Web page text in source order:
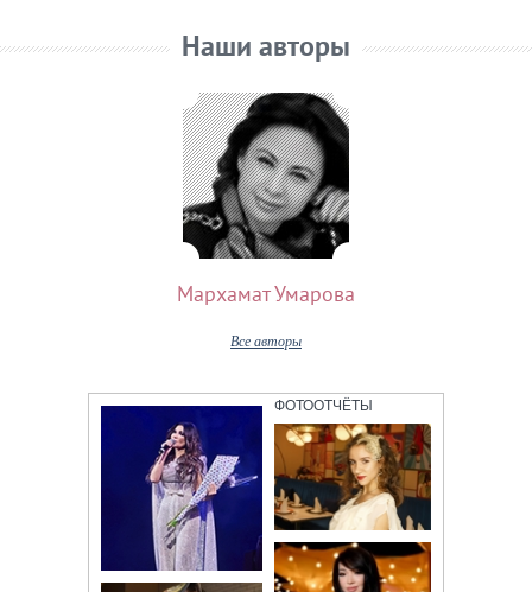
Наши авторы
Мархамат Умарова
Все авторы
ФОТООТЧЁТЫ